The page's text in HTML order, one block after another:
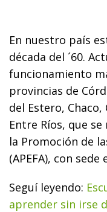
En nuestro país
década del ´60.
funcionamiento
provincias de
del Estero,
Entre Ríos, que
la Promoción de
(APEFA), con
Seguí leyendo:
aprender sin irse